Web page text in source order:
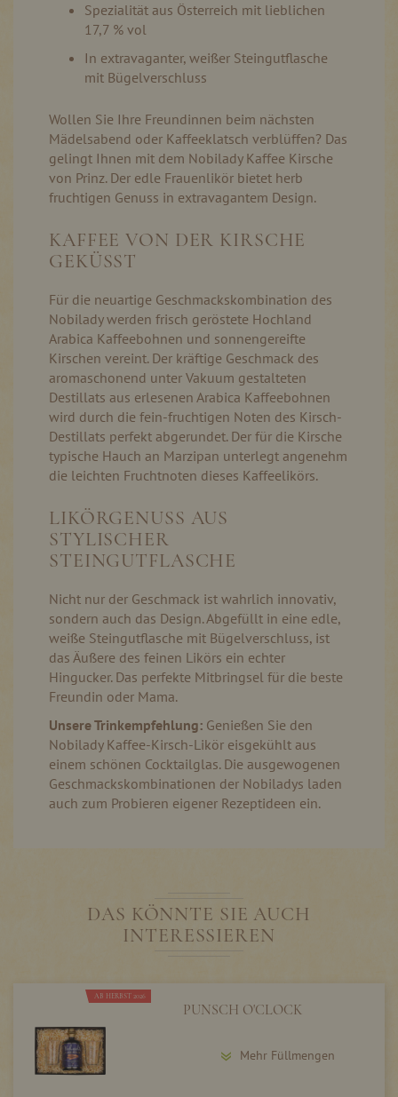
Spezialität aus Österreich mit lieblichen
17,7 % vol
In extravaganter, weißer Steingutflasche
mit Bügelverschluss
Wollen Sie Ihre Freundinnen beim nächsten
Mädelsabend oder Kaffeeklatsch verblüffen? Das
gelingt Ihnen mit dem Nobilady Kaffee Kirsche
von Prinz. Der edle Frauenlikör bietet herb
fruchtigen Genuss in extravagantem Design.
KAFFEE VON DER KIRSCHE
GEKÜSST
Für die neuartige Geschmackskombination des
Nobilady werden frisch geröstete Hochland
Arabica Kaffeebohnen und sonnengereifte
Kirschen vereint. Der kräftige Geschmack des
aromaschonend unter Vakuum gestalteten
Destillats aus erlesenen Arabica Kaffeebohnen
wird durch die fein-fruchtigen Noten des Kirsch-
Destillats perfekt abgerundet. Der für die Kirsche
typische Hauch an Marzipan unterlegt angenehm
die leichten Fruchtnoten dieses Kaffeelikörs.
LIKÖRGENUSS AUS
STYLISCHER
STEINGUTFLASCHE
Nicht nur der Geschmack ist wahrlich innovativ,
sondern auch das Design. Abgefüllt in eine edle,
weiße Steingutflasche mit Bügelverschluss, ist
das Äußere des feinen Likörs ein echter
Hingucker. Das perfekte Mitbringsel für die beste
Freundin oder Mama.
Unsere Trinkempfehlung: Genießen Sie den
Nobilady Kaffee-Kirsch-Likör eisgekühlt aus
einem schönen Cocktailglas. Die ausgewogenen
Geschmackskombinationen der Nobiladys laden
auch zum Probieren eigener Rezeptideen ein.
DAS KÖNNTE SIE AUCH
INTERESSIEREN
AB HERBST 2026
PUNSCH O'CLOCK
Mehr Füllmengen